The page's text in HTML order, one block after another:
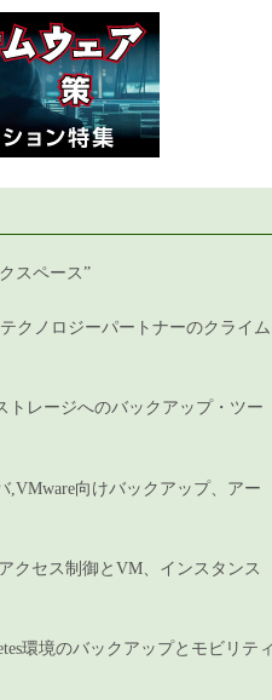
スペース”
クノロジーパートナーのクライム
トレージへのバックアップ・ツー
,VMware向けバックアップ、アー
クセス制御とVM、インスタンス
環境のバックアップとモビリテ